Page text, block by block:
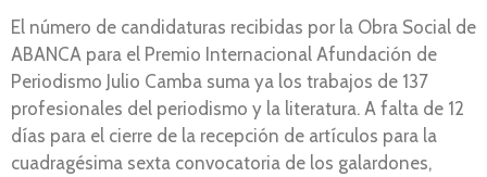
El número de candidaturas recibidas por la Obra Social de
ABANCA para el Premio Internacional Afundación de
Periodismo Julio Camba suma ya los trabajos de 137
profesionales del periodismo y la literatura. A falta de 12
días para el cierre de la recepción de artículos para la
cuadragésima sexta convocatoria de los galardones,